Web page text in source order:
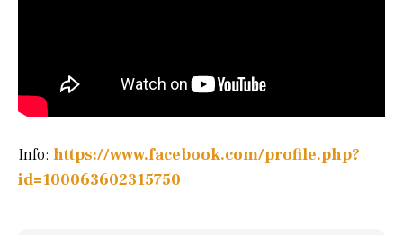
Info: https://www.facebook.com/profile.php?
id=100063602315750